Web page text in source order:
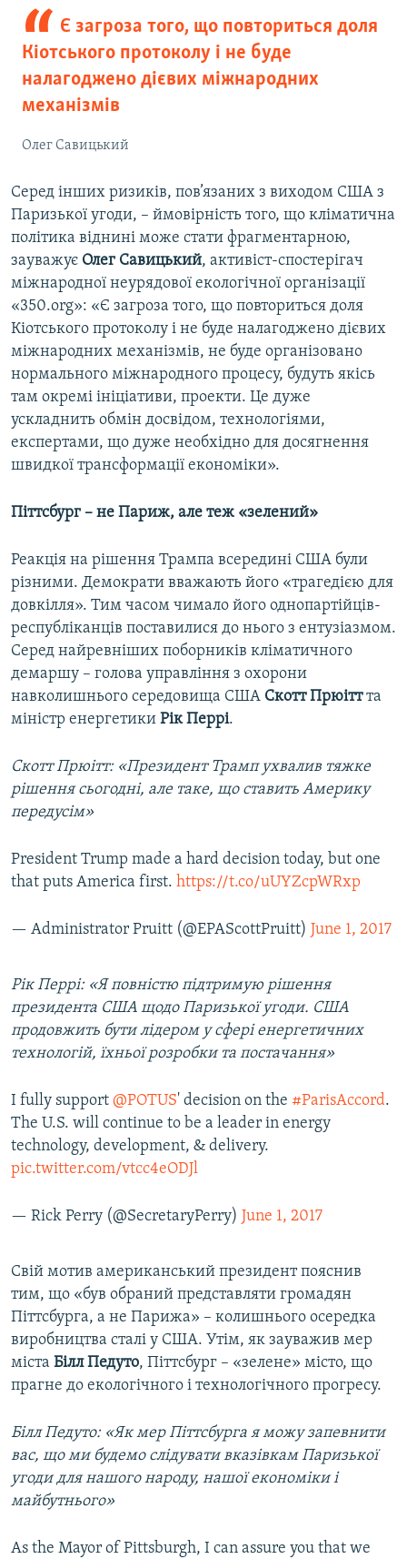
Є загроза того, що повториться доля
Кіотського протоколу і не буде
налагоджено дієвих міжнародних
механізмів
Олег Савицький
Серед інших ризиків, пов’язаних з виходом США з
Паризької угоди, – ймовірність того, що кліматична
політика віднині може стати фрагментарною,
зауважує Олег Савицький, активіст-спостерігач
міжнародної неурядової екологічної організації
«350.org»: «Є загроза того, що повториться доля
Кіотського протоколу і не буде налагоджено дієвих
міжнародних механізмів, не буде організовано
нормального міжнародного процесу, будуть якісь
там окремі ініціативи, проекти. Це дуже
ускладнить обмін досвідом, технологіями,
експертами, що дуже необхідно для досягнення
швидкої трансформації економіки».
Піттсбург – не Париж, але теж «зелений»
Реакція на рішення Трампа всередині США були
різними. Демократи вважають його «трагедією для
довкілля». Тим часом чимало його однопартійців-
республіканців поставилися до нього з ентузіазмом.
Серед найревніших поборників кліматичного
демаршу – голова управління з охорони
навколишнього середовища США Скотт Прюіттта
міністр енергетики Рік Перрі.
Скотт Прюітт: «Президент Трамп ухвалив тяжке
рішення сьогодні, але таке, що ставить Америку
передусім»
President Trump made a hard decision today, but one
that puts America first. https://t.co/uUYZcpWRxp
— Administrator Pruitt (@EPAScottPruitt) June 1, 2017
Рік Перрі: «Я повністю підтримую рішення
президента США щодо Паризької угоди. США
продовжить бути лідером у сфері енергетичних
технологій, їхньої розробки та постачання»
I fully support @POTUS' decision on the #ParisAccord.
The U.S. will continue to be a leader in energy
technology, development, & delivery.
pic.twitter.com/vtcc4eODJl
— Rick Perry (@SecretaryPerry) June 1, 2017
​Свій мотив американський президент пояснив
тим, що «був обраний представляти громадян
Піттсбурга, а не Парижа» – колишнього осередка
виробництва сталі у США. Утім, як зауважив мер
міста Білл Педуто, Піттсбург – «зелене» місто, що
прагне до екологічного і технологічного прогресу.
Білл Педуто: «Як мер Піттсбурга я можу запевнити
вас, що ми будемо слідувати вказівкам Паризької
угоди для нашого народу, нашої економіки і
майбутнього»
As the Mayor of Pittsburgh, I can assure you that we